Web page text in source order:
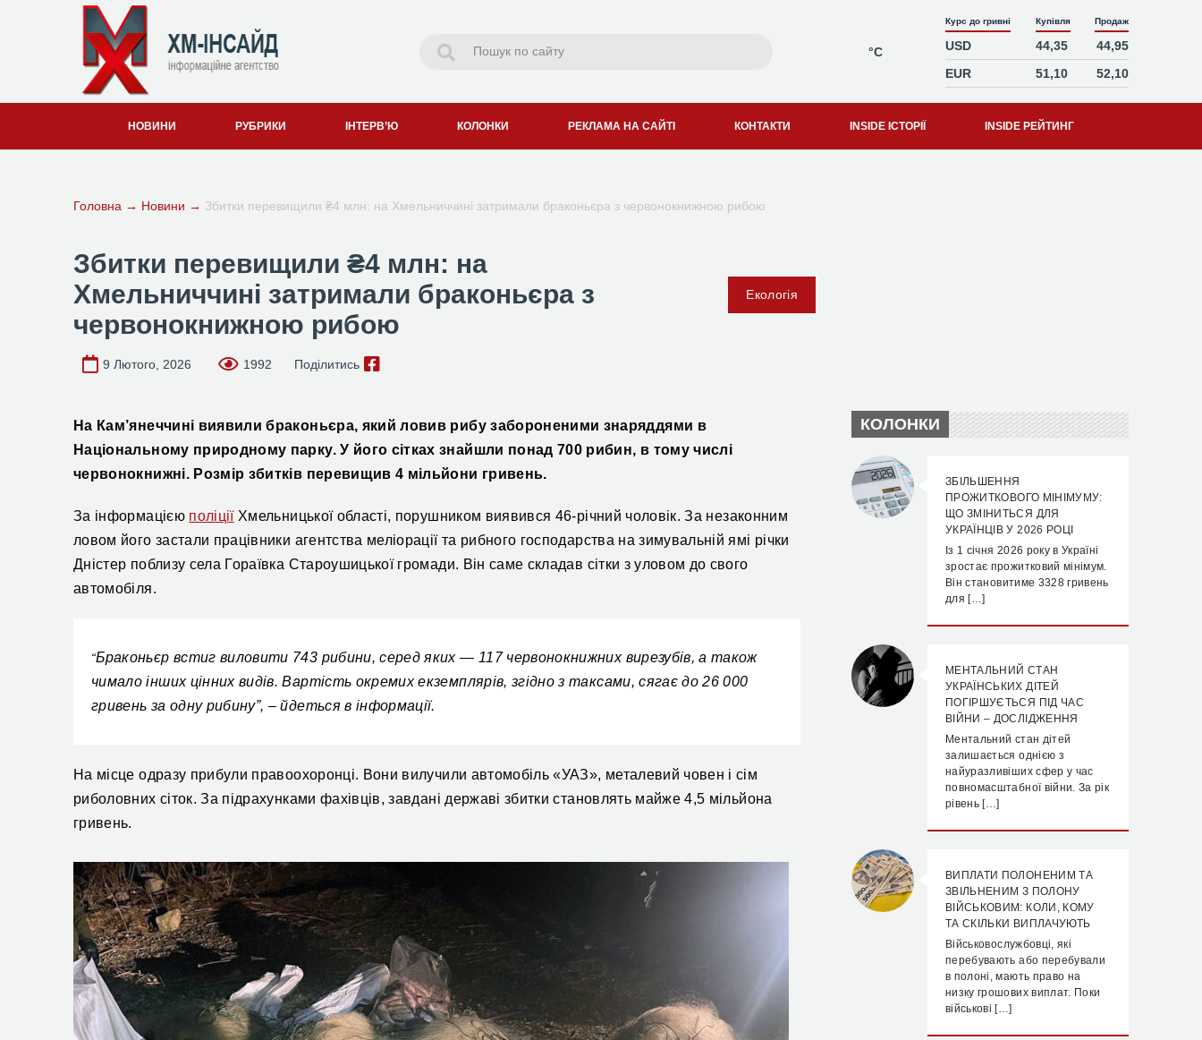
°C
Курс до гривні Купівля Продаж
USD 44,35
44,95
EUR
51,10 52,10
НОВИНИ РУБРИКИ ІНТЕРВ’Ю КОЛОНКИ РЕКЛАМА НА САЙТІ КОНТАКТИ INSIDE ІСТОРІЇ INSIDE РЕЙТИНГ
Головна → Новини → Збитки перевищили ₴4 млн: на Хмельниччині затримали браконьєра з червонокнижною рибою
Збитки перевищили ₴4 млн: на
Хмельниччині затримали браконьєра з
червонокнижною рибою
Екологія
9 Лютого, 2026 1992 Поділитись
На Кам’янеччині виявили браконьєра, який ловив рибу забороненими знаряддями в
Національному природному парку. У його сітках знайшли понад 700 рибин, в тому числі
червонокнижні. Розмір збитків перевищив 4 мільйони гривень.
За інформацією поліціїХмельницької області, порушником виявився 46-річний чоловік. За незаконним
ловом його застали працівники агентства меліорації та рибного господарства на зимувальній ямі річки
Дністер поблизу села Гораївка Староушицької громади. Він саме складав сітки з уловом до свого
автомобіля.
“Браконьєр встиг виловити 743 рибини, серед яких — 117 червонокнижних вирезубів, а також
чимало інших цінних видів. Вартість окремих екземплярів, згідно з таксами, сягає до 26 000
гривень за одну рибину”, – йдеться в інформації.
На місце одразу прибули правоохоронці. Вони вилучили автомобіль «УАЗ», металевий човен і сім
риболовних сіток. За підрахунками фахівців, завдані державі збитки становлять майже 4,5 мільйона
гривень.
КОЛОНКИ
ЗБІЛЬШЕННЯ
ПРОЖИТКОВОГО МІНІМУМУ:
ЩО ЗМІНИТЬСЯ ДЛЯ
УКРАЇНЦІВ У 2026 РОЦІ
Із 1 січня 2026 року в Україні
зростає прожитковий мінімум.
Він становитиме 3328 гривень
для […]
МЕНТАЛЬНИЙ СТАН
УКРАЇНСЬКИХ ДІТЕЙ
ПОГІРШУЄТЬСЯ ПІД ЧАС
ВІЙНИ – ДОСЛІДЖЕННЯ
Ментальний стан дітей
залишається однією з
найуразливіших сфер у час
повномасштабної війни. За рік
рівень […]
ВИПЛАТИ ПОЛОНЕНИМ ТА
ЗВІЛЬНЕНИМ З ПОЛОНУ
ВІЙСЬКОВИМ: КОЛИ, КОМУ
ТА СКІЛЬКИ ВИПЛАЧУЮТЬ
Військовослужбовці, які
перебувають або перебували
в полоні, мають право на
низку грошових виплат. Поки
військові […]